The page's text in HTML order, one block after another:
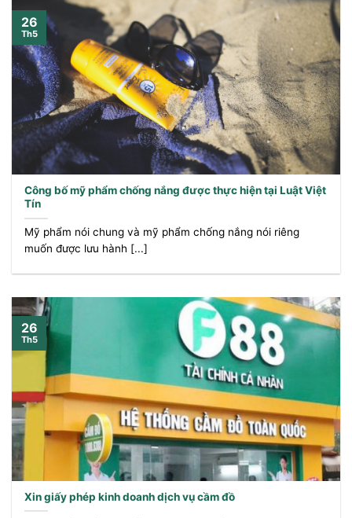
Công bố mỹ phẩm chống nắng được thực hiện tại Luật Việt
Tín
Mỹ phẩm nói chung và mỹ phẩm chống nắng nói riêng
muốn được lưu hành [...]
26
Th5
Xin giấy phép kinh doanh dịch vụ cầm đồ
26
Th5